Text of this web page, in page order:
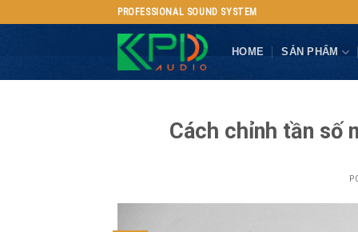
to
PROFESSIONAL SOUND SYSTEM
HOME SẢN PHẨM
Cách chỉnh tần số